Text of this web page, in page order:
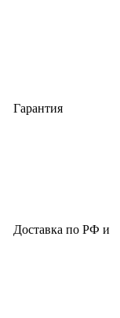
Гарантия
Доставка по РФ и